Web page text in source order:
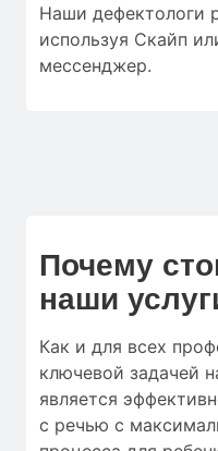
Наши дефектологи
используя Скайп
мессенджер.
Почему
наши
Как и для всех
ключевой задачей
является
с речью с